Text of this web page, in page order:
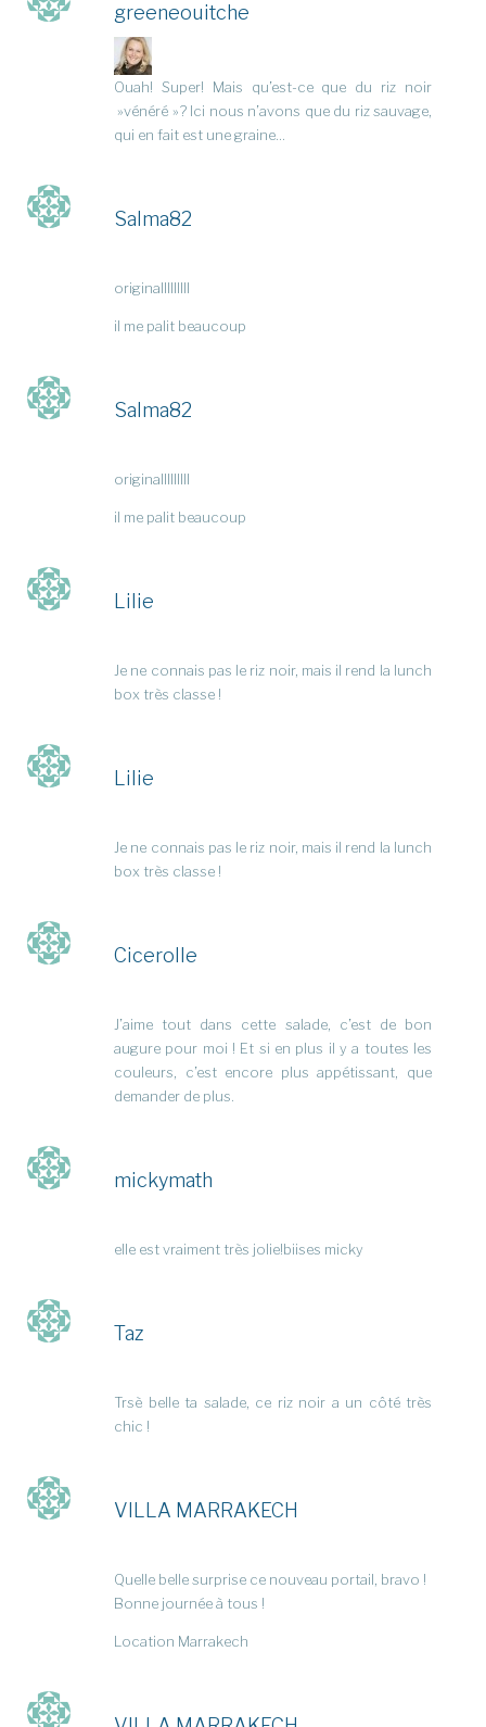
greeneouitche
Ouah! Super! Mais qu’est-ce que du riz noir
»vénéré »? Ici nous n’avons que du riz sauvage,
qui en fait est une graine…
Salma82
originalllllllll
il me palit beaucoup
Salma82
originalllllllll
il me palit beaucoup
Lilie
Je ne connais pas le riz noir, mais il rend la lunch
box très classe !
Lilie
Je ne connais pas le riz noir, mais il rend la lunch
box très classe !
Cicerolle
J’aime tout dans cette salade, c’est de bon
augure pour moi ! Et si en plus il y a toutes les
couleurs, c’est encore plus appétissant, que
demander de plus.
mickymath
elle est vraiment très jolie!biises micky
Taz
Trsè belle ta salade, ce riz noir a un côté très
chic !
VILLA MARRAKECH
Quelle belle surprise ce nouveau portail, bravo !
Bonne journée à tous !
Location Marrakech